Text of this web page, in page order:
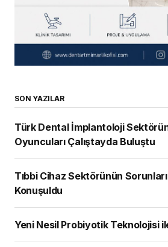
SON YAZILAR
Türk Dental İmplantoloji
Oyuncuları Çalıştayda Buluştu
Tıbbi Cihaz Sektörünün
Konuşuldu
Yeni Nesil Probiyotik Teknolojisi